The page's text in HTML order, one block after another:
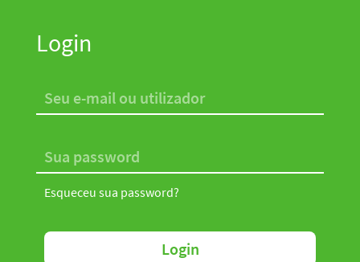
Login
Esqueceu sua password?
Login